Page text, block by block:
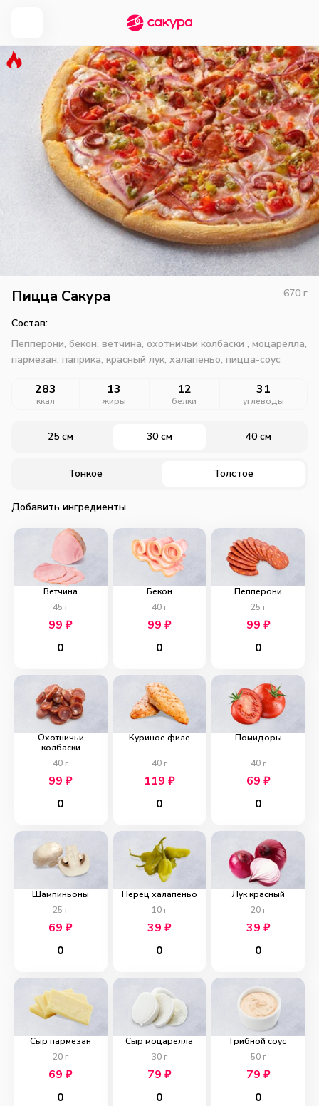
Пицца Сакура 670 г
Состав:
Пепперони, бекон, ветчина, охотничьи колбаски , моцарелла,
пармезан, паприка, красный лук, халапеньо, пицца-соус
283
ккал
13
жиры
12
белки
31
углеводы
25 см 30 см 40 см
Тонкое Толстое
Добавить ингредиенты
Ветчина
45 г
99₽
0
Бекон
40г
99 ₽
0
Пепперони
25 г
99 ₽
0
Охотничьи
колбаски
40 г
99₽
0
Куриное филе
40г
119 ₽
0
Помидоры
40г
69 ₽
0
Шампиньоны
25 г
69₽
0
Перец халапеньо
10г
39 ₽
0
Лук красный
20г
39 ₽
0
Сыр пармезан
20 г
69₽
0
Сыр моцарелла
30г
79 ₽
0
Грибной соус
50г
79 ₽
0